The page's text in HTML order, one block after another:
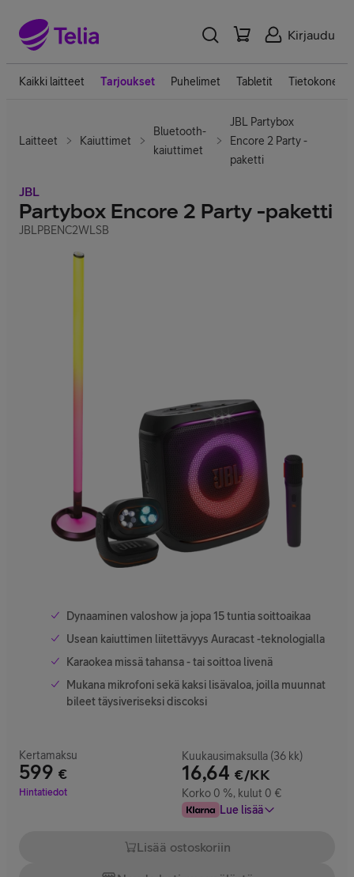
Kirjaudu
Kaikki laitteet Tarjoukset Puhelimet Tabletit Tietokoneet
Laitteet Kaiuttimet
Bluetooth-
kaiuttimet
JBL Partybox
Encore 2 Party -
paketti
JBL
Partybox Encore 2 Party -paketti
JBLPBENC2WLSB
Dynaaminen valoshow ja jopa 15 tuntia soittoaikaa
Usean kaiuttimen liitettävyys Auracast -teknologialla
Karaokea missä tahansa - tai soittoa livenä
Mukana mikrofoni sekä kaksi lisävaloa, joilla muunnat
bileet täysiveriseksi discoksi
Kertamaksu
599 €
Hinta 599 €
Hintatiedot
Kuukausimaksulla (36 kk)
16,64 €/KK
Korko 0 %, kulut 0 €
Lue lisää
Lisää ostoskoriin